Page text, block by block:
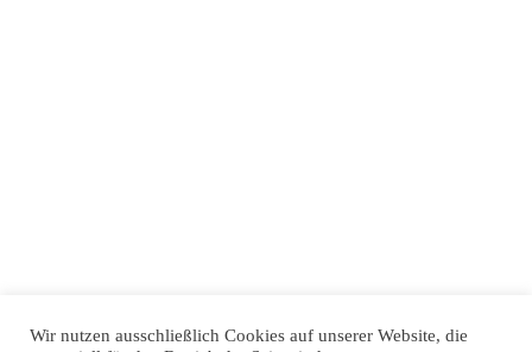
Wir nutzen ausschließlich Cookies auf unserer Website, die